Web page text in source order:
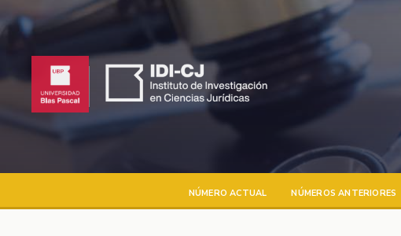
NÚMERO ACTUAL NÚMEROS ANTERIORES